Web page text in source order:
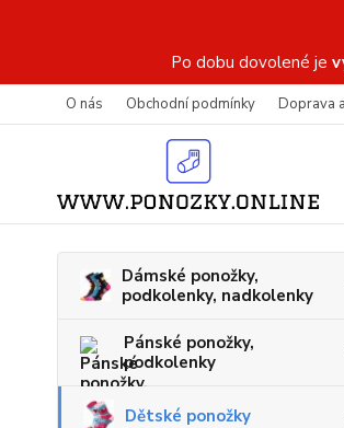
Po dobu dovolené je
O nás Obchodní podmínky Doprava
Dámské ponožky,
podkolenky, nadkolenky
Pánské ponožky,
podkolenky
Dětské ponožky